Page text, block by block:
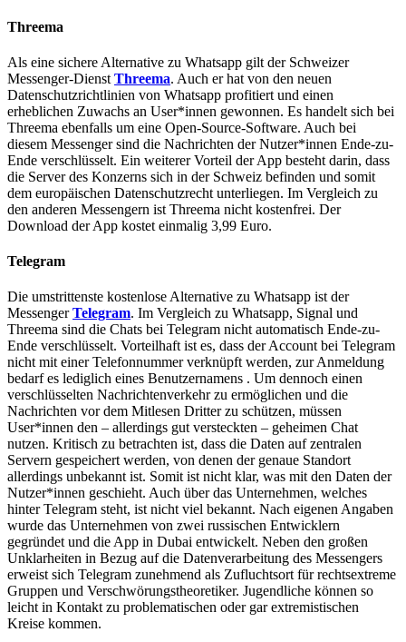
Threema
Als eine sichere Alternative zu Whatsapp gilt der Schweizer
Messenger-Dienst Threema. Auch er hat von den neuen
Datenschutzrichtlinien von Whatsapp profitiert und einen
erheblichen Zuwachs an User*innen gewonnen. Es handelt sich bei
Threema ebenfalls um eine Open-Source-Software. Auch bei
diesem Messenger sind die Nachrichten der Nutzer*innen Ende-zu-
Ende verschlüsselt. Ein weiterer Vorteil der App besteht darin, dass
die Server des Konzerns sich in der Schweiz befinden und somit
dem europäischen Datenschutzrecht unterliegen. Im Vergleich zu
den anderen Messengern ist Threema nicht kostenfrei. Der
Download der App kostet einmalig 3,99 Euro.
Telegram
Die umstrittenste kostenlose Alternative zu Whatsapp ist der
MessengerTelegram. Im Vergleich zu Whatsapp, Signal und
Threema sind die Chats bei Telegram nicht automatisch Ende-zu-
Ende verschlüsselt. Vorteilhaft ist es, dass der Account bei Telegram
nicht mit einer Telefonnummer verknüpft werden, zur Anmeldung
bedarf es lediglich eines Benutzernamens . Um dennoch einen
verschlüsselten Nachrichtenverkehr zu ermöglichen und die
Nachrichten vor dem Mitlesen Dritter zu schützen, müssen
User*innen den – allerdings gut versteckten – geheimen Chat
nutzen. Kritisch zu betrachten ist, dass die Daten auf zentralen
Servern gespeichert werden, von denen der genaue Standort
allerdings unbekannt ist. Somit ist nicht klar, was mit den Daten der
Nutzer*innen geschieht. Auch über das Unternehmen, welches
hinter Telegram steht, ist nicht viel bekannt. Nach eigenen Angaben
wurde das Unternehmen von zwei russischen Entwicklern
gegründet und die App in Dubai entwickelt. Neben den großen
Unklarheiten in Bezug auf die Datenverarbeitung des Messengers
erweist sich Telegram zunehmend als Zufluchtsort für rechtsextreme
Gruppen und Verschwörungstheoretiker. Jugendliche können so
leicht in Kontakt zu problematischen oder gar extremistischen
Kreise kommen.